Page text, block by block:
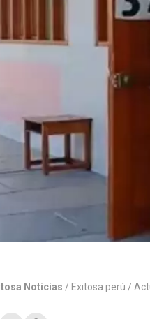
Noticias / Exitosa perú /